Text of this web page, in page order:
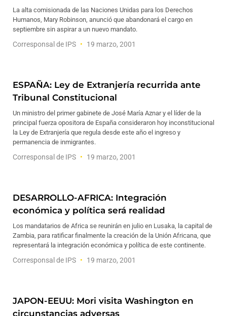
La alta comisionada de las Naciones Unidas para los Derechos
Humanos, Mary Robinson, anunció que abandonará el cargo en
septiembre sin aspirar a un nuevo mandato.
Corresponsal de IPS 19 marzo, 2001
ESPAÑA: Ley de Extranjería recurrida ante
Tribunal Constitucional
Un ministro del primer gabinete de José María Aznar y el líder de la
principal fuerza opositora de España consideraron hoy inconstitucional
la Ley de Extranjería que regula desde este año el ingreso y
permanencia de inmigrantes.
Corresponsal de IPS 19 marzo, 2001
DESARROLLO-AFRICA: Integración
económica y política será realidad
Los mandatarios de Africa se reunirán en julio en Lusaka, la capital de
Zambia, para ratificar finalmente la creación de la Unión Africana, que
representará la integración económica y política de este continente.
Corresponsal de IPS 19 marzo, 2001
JAPON-EEUU: Mori visita Washington en
circunstancias adversas